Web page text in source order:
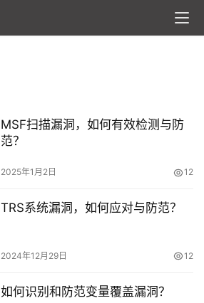
MSF扫描漏洞，如何有效检测与防
范？
2025年1月2日 12
TRS系统漏洞，如何应对与防范？
2024年12月29日 12
如何识别和防范变量覆盖漏洞？